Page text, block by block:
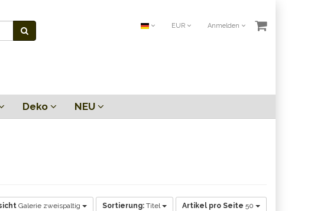
EUR Anmelden
Deko NEU
Galerie zweispaltig Sortierung: Titel Artikel pro Seite 50